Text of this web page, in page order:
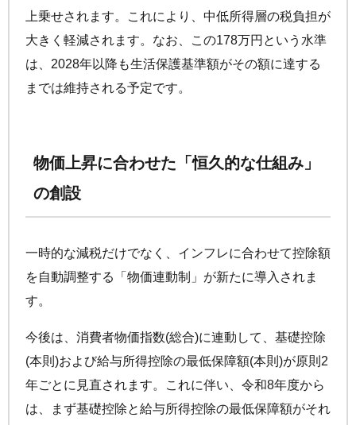
上乗せされます。これにより、中低所得層の税負担が
大きく軽減されます。なお、この178万円という水準
は、2028年以降も生活保護基準額がその額に達する
までは維持される予定です。
物価上昇に合わせた「恒久的な仕組み」
の創設
一時的な減税だけでなく、インフレに合わせて控除額
を自動調整する「物価連動制」が新たに導入されま
す。
今後は、消費者物価指数(総合)に連動して、基礎控除
(本則)および給与所得控除の最低保障額(本則)が原則2
年ごとに見直されます。これに伴い、令和8年度から
は、まず基礎控除と給与所得控除の最低保障額がそれ